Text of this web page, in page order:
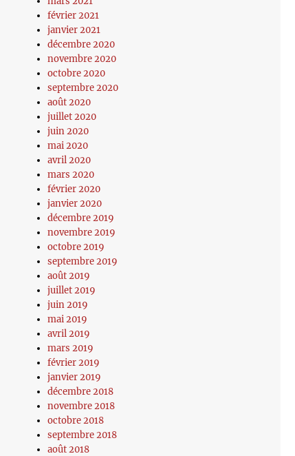
février 2021
janvier 2021
décembre 2020
novembre 2020
octobre 2020
septembre 2020
août 2020
juillet 2020
juin 2020
mai 2020
avril 2020
mars 2020
février 2020
janvier 2020
décembre 2019
novembre 2019
octobre 2019
septembre 2019
août 2019
juillet 2019
juin 2019
mai 2019
avril 2019
mars 2019
février 2019
janvier 2019
décembre 2018
novembre 2018
octobre 2018
septembre 2018
août 2018